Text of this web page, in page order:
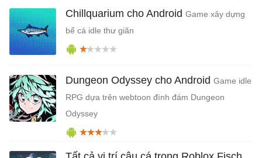
Chillquarium cho Android Game xây dựng
bể cá idle thư giãn
Dungeon Odyssey cho Android Game idle
RPG dựa trên webtoon đình đám Dungeon
Odyssey